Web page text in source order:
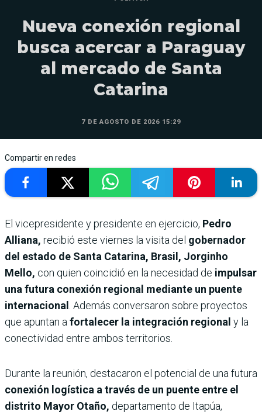
Nueva conexión regional
busca acercar a Paraguay
al mercado de Santa
Catarina
7 DE AGOSTO DE 2026 15:29
Compartir en redes
El vicepresidente y presidente en ejercicio, Pedro
Alliana, recibió este viernes la visita del gobernador
del estado de Santa Catarina, Brasil, Jorginho
Mello, con quien coincidió en la necesidad de impulsar
una futura conexión regional mediante un puente
internacional . Además conversaron sobre proyectos
que apuntan a fortalecer la integración regional y la
conectividad entre ambos territorios.
Durante la reunión, destacaron el potencial de una futura
conexión logística a través de un puente entre el
distrito Mayor Otaño, departamento de Itapúa,